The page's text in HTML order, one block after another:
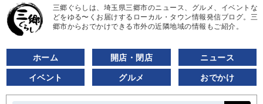
三郷ぐらしは、埼玉県三郷市のニュース、グルメ、イベントな
どをゆる〜くお届けするローカル・タウン情報発信ブログ。三
郷市からおでかけできる市外の近隣地域の情報もご紹介。
ホーム 開店・閉店 ニュース
イベント グルメ おでかけ